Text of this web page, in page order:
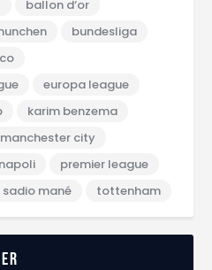
ballon d‘or
bundesliga
europa league
karim benzema
manchester city
napoli
premier league
sadio mané tottenham